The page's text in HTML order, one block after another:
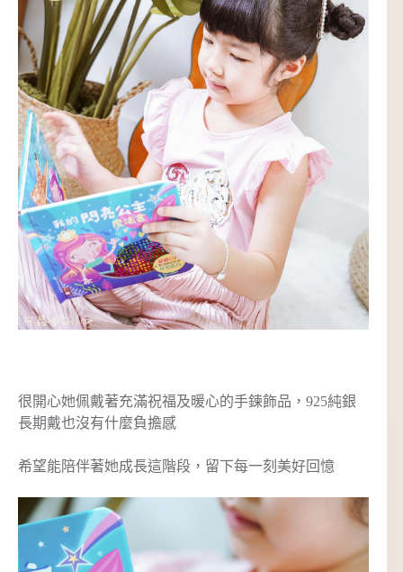
很開心她佩戴著充滿祝福及暖心的手鍊飾品，925純銀
長期戴也沒有什麼負擔感
希望能陪伴著她成長這階段，留下每一刻美好回憶